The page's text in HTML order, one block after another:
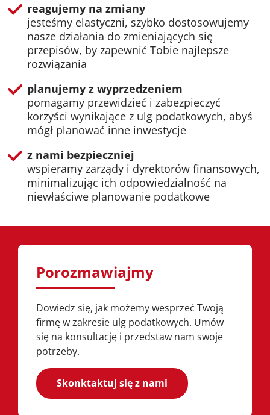
reagujemy na zmiany
jesteśmy elastyczni, szybko dostosowujemy
nasze działania do zmieniających się
przepisów, by zapewnić Tobie najlepsze
rozwiązania
planujemy z wyprzedzeniem
pomagamy przewidzieć i zabezpieczyć
korzyści wynikające z ulg podatkowych, abyś
mógł planować inne inwestycje
z nami bezpieczniej
wspieramy zarządy i dyrektorów finansowych,
minimalizując ich odpowiedzialność na
niewłaściwe planowanie podatkowe
Porozmawiajmy
Dowiedz się, jak możemy wesprzeć Twoją
firmę w zakresie ulg podatkowych. Umów
się na konsultację i przedstaw nam swoje
potrzeby.
Skonktaktuj się z nami